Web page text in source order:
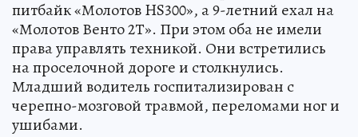
питбайк «Молотов HS300», а 9-летний ехал на
«Молотов Венто 2Т». При этом оба не имели
права управлять техникой. Они встретились
на проселочной дороге и столкнулись.
Младший водитель госпитализирован с
черепно-мозговой травмой, переломами ног и
ушибами.